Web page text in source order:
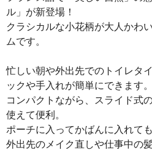
ル」が新登場！
クラシカルな小花柄が大人かわ
ムです。
忙しい朝や外出先でのトイレタ
ックや手入れが簡単にできます。
コンパクトながら、スライド式
使えて便利。
ポーチに入ってかばんに入れて
外出先のメイク直しや仕事中の